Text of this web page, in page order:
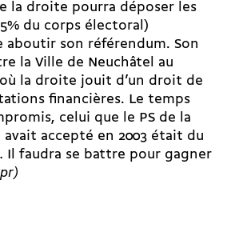
la droite pourra déposer les
du corps électoral)
aboutir son référendum. Son
la Ville de Neuchâtel au
la droite jouit d’un droit de
financières. Le temps
celui que le PS de la
avait accepté en 2003 était du
Il faudra se battre pour gagner